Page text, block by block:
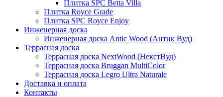
Плитка SPC Betta Villa
Плитка Royce Grade
Плитка SPC Royce Enjoy
Инженерная доска
Инженерная доска Antic Wood (Антик Вуд)
Террасная доска
Террасная доска NextWood (НекстВуд)
Террасная доска Bruggan MultiColor
Террасная доска Legro Ultra Naturale
Доставка и оплата
Контакты